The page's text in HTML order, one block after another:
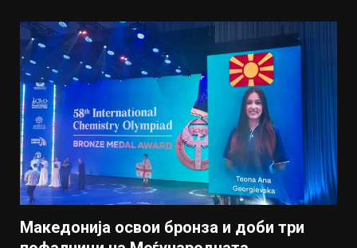
Македонија освои бронза и доби три